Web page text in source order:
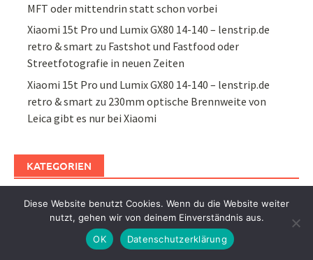
MFT oder mittendrin statt schon vorbei
Xiaomi 15t Pro und Lumix GX80 14-140 – lenstrip.de
retro & smart zu Fastshot und Fastfood oder
Streetfotografie in neuen Zeiten
Xiaomi 15t Pro und Lumix GX80 14-140 – lenstrip.de
retro & smart zu 230mm optische Brennweite von
Leica gibt es nur bei Xiaomi
KATEGORIEN
Kategorien
Diese Website benutzt Cookies. Wenn du die Website weiter
nutzt, gehen wir von deinem Einverständnis aus.
OK
Datenschutzerklärung